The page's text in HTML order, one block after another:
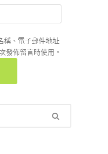
稱、電子郵件地址
發佈留言時使用。